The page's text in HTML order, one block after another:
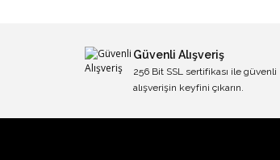
Güvenli Alışveriş
256 Bit SSL sertifikası ile güvenli
alışverişin keyfini çıkarın.